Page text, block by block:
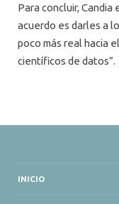
Para concluir, Candia
acuerdo es darles a
poco más real hacia
científicos de datos”.
INICIO